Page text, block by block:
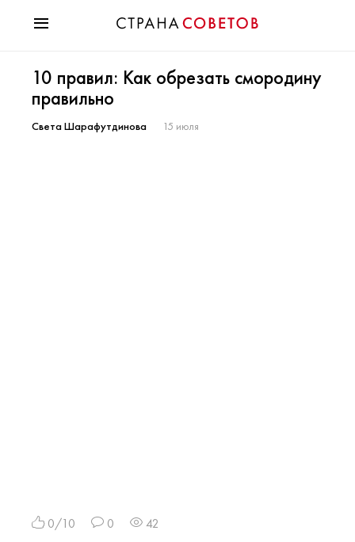
Мода
Звезды
Гороскопы
10 правил: Как обрезать смородину
правильно
Света Шарафутдинова 15 июля
0/10 0 42